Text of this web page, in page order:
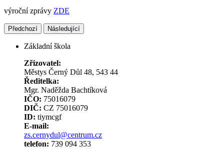
výroční zprávy ZDE
Předchozí Následující
Základní škola
Zřizovatel:
Městys Černý Důl 48, 543 44
Ředitelka:
Mgr. Naděžda Bachtíková
IČO: 75016079
DIČ: CZ 75016079
ID: tiymcgf
E-mail:
zs.cernydul@centrum.cz
telefon: 739 094 353